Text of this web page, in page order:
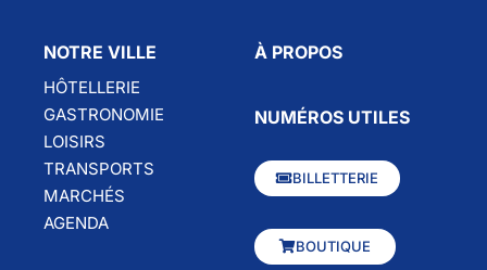
NOTRE VILLE
HÔTELLERIE
GASTRONOMIE
LOISIRS
TRANSPORTS
MARCHÉS
AGENDA
À PROPOS
NUMÉROS UTILES
BILLETTERIE
BOUTIQUE